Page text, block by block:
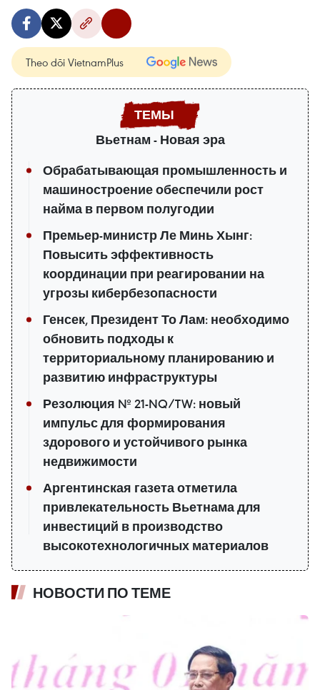
Theo dõi VietnamPlus
Вьетнам - Новая эра
Обрабатывающая промышленность и
машиностроение обеспечили рост
найма в первом полугодии
Премьер-министр Ле Минь Хынг:
Повысить эффективность
координации при реагировании на
угрозы кибербезопасности
Генсек, Президент То Лам: необходимо
обновить подходы к
территориальному планированию и
развитию инфраструктуры
Резолюция № 21-NQ/TW: новый
импульс для формирования
здорового и устойчивого рынка
недвижимости
Аргентинская газета отметила
привлекательность Вьетнама для
инвестиций в производство
высокотехнологичных материалов
НОВОСТИ ПО ТЕМЕ